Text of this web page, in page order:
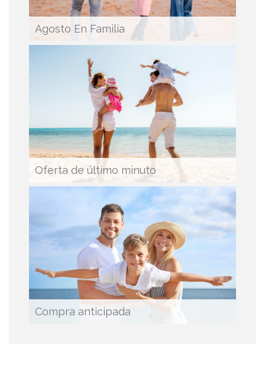
Agosto En Familia
Oferta de último minuto
Compra anticipada